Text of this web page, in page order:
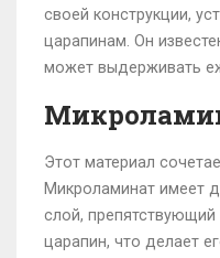
своей конструкции,
царапинам. Он
может выдерживать
Этот материал
Микроламинат имеет
слой,
царапин, что делает